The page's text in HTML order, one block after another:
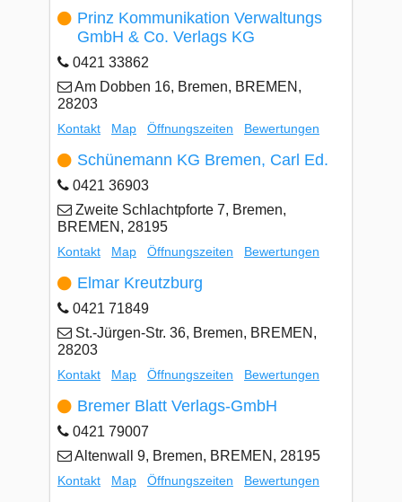
Prinz Kommunikation Verwaltungs
GmbH & Co. Verlags KG
0421 33862
Am Dobben 16, Bremen, BREMEN,
28203
Kontakt Map Öffnungszeiten Bewertungen
Schünemann KG Bremen, Carl Ed.
0421 36903
Zweite Schlachtpforte 7, Bremen,
BREMEN, 28195
Kontakt Map Öffnungszeiten Bewertungen
Elmar Kreutzburg
0421 71849
St.-Jürgen-Str. 36, Bremen, BREMEN,
28203
Kontakt Map Öffnungszeiten Bewertungen
Bremer Blatt Verlags-GmbH
0421 79007
Altenwall 9, Bremen, BREMEN, 28195
Kontakt Map Öffnungszeiten Bewertungen